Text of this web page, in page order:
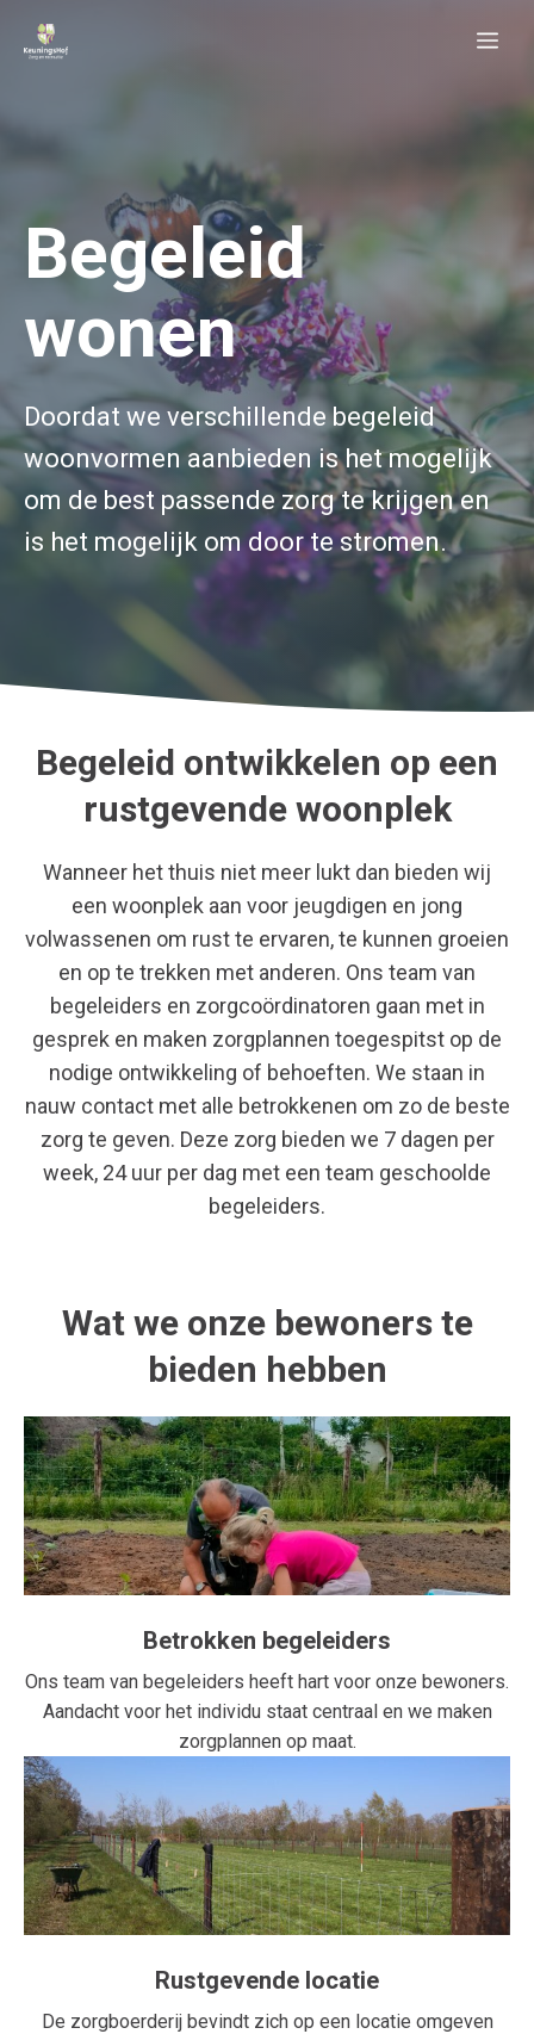
naar
Begeleid
wonen
Doordat we verschillende begeleid
woonvormen aanbieden is het mogelijk
om de best passende zorg te krijgen en
is het mogelijk om door te stromen.
Begeleid ontwikkelen op een
rustgevende woonplek
Wanneer het thuis niet meer lukt dan bieden wij
een woonplek aan voor jeugdigen en jong
volwassenen om rust te ervaren, te kunnen groeien
en op te trekken met anderen. Ons team van
begeleiders en zorgcoördinatoren gaan met in
gesprek en maken zorgplannen toegespitst op de
nodige ontwikkeling of behoeften. We staan in
nauw contact met alle betrokkenen om zo de beste
zorg te geven. Deze zorg bieden we 7 dagen per
week, 24 uur per dag met een team geschoolde
begeleiders.
Wat we onze bewoners te
bieden hebben
Betrokken begeleiders
Ons team van begeleiders heeft hart voor onze bewoners.
Aandacht voor het individu staat centraal en we maken
zorgplannen op maat.
Rustgevende locatie
De zorgboerderij bevindt zich op een locatie omgeven